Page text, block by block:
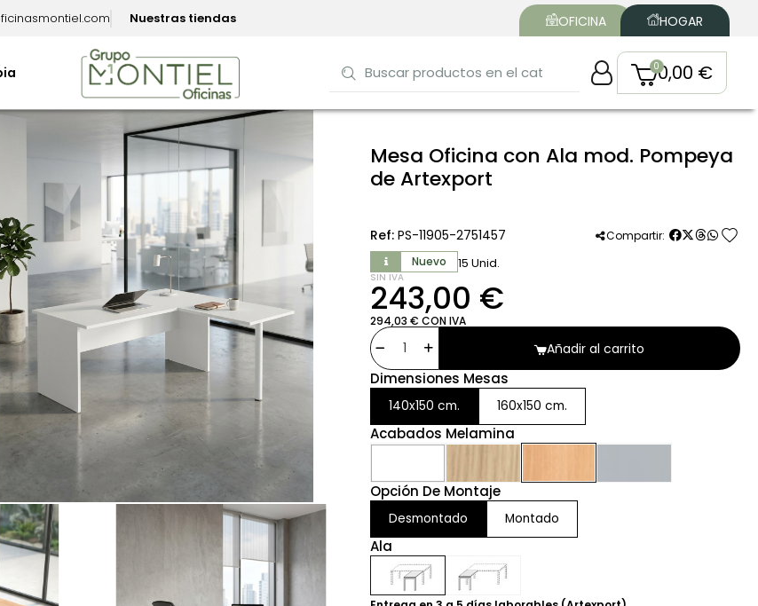
Nuestras tiendas OFICINA HOGAR
0,00 €
Mesa Oficina con Ala mod. Pompeya
de Artexport
Ref: PS-11905-2751457 Compartir: favorite
Nuevo 15 Unid.
SIN IVA
243,00 €
294,03 € CON IVA
Añadir al carrito
Dimensiones Mesas
140x150 cm. 160x150 cm.
Acabados Melamina
Opción De Montaje
Desmontado Montado
Ala